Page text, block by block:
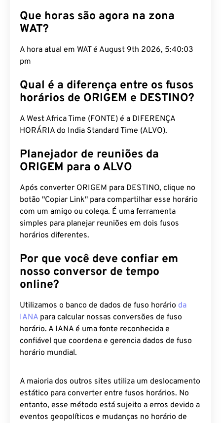
Que horas são agora na zona
WAT?
A hora atual em WAT é August 9th 2026, 5:40:04
pm
Qual é a diferença entre os fusos
horários de ORIGEM e DESTINO?
A West Africa Time (FONTE) é a DIFERENÇA
HORÁRIA do India Standard Time (ALVO).
Planejador de reuniões da
ORIGEM para o ALVO
Após converter ORIGEM para DESTINO, clique no
botão "Copiar Link" para compartilhar esse horário
com um amigo ou colega. É uma ferramenta
simples para planejar reuniões em dois fusos
horários diferentes.
Por que você deve confiar em
nosso conversor de tempo
online?
Utilizamos o banco de dados de fuso horário da
IANA para calcular nossas conversões de fuso
horário. A IANA é uma fonte reconhecida e
confiável que coordena e gerencia dados de fuso
horário mundial.
A maioria dos outros sites utiliza um deslocamento
estático para converter entre fusos horários. No
entanto, esse método está sujeito a erros devido a
eventos geopolíticos e mudanças no horário de